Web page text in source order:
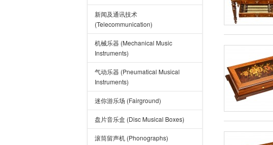
新闻及通讯技术
(Telecommunication)
机械乐器 (Mechanical Music
Instruments)
气动乐器 (Pneumatical Musical
Instruments)
迷你游乐场 (Fairground)
盘片音乐盒 (Disc Musical Boxes)
滚筒留声机 (Phonographs)